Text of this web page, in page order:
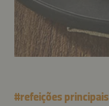
#refeições principais